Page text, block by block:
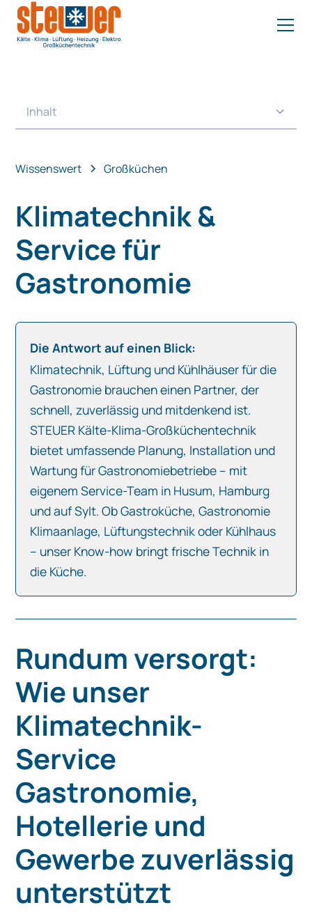
Inhalt
Wissenswert
Großküchen
Klimatechnik &
Service für
Gastronomie
Die Antwort auf einen Blick:
Klimatechnik, Lüftung und Kühlhäuser für die
Gastronomie brauchen einen Partner, der
schnell, zuverlässig und mitdenkend ist.
STEUER Kälte-Klima-Großküchentechnik
bietet umfassende Planung, Installation und
Wartung für Gastronomiebetriebe – mit
eigenem Service-Team in Husum, Hamburg
und auf Sylt. Ob Gastroküche, Gastronomie
Klimaanlage, Lüftungstechnik oder Kühlhaus
– unser Know-how bringt frische Technik in
die Küche.
Rundum versorgt:
Wie unser
Klimatechnik-
Service
Gastronomie,
Hotellerie und
Gewerbe zuverlässig
unterstützt